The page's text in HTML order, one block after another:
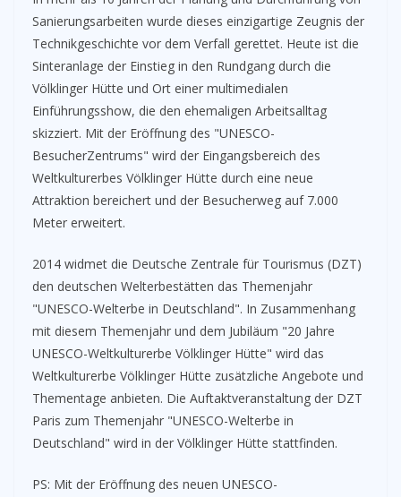
Sanierungsarbeiten wurde dieses einzigartige Zeugnis der
Technikgeschichte vor dem Verfall gerettet. Heute ist die
Sinteranlage der Einstieg in den Rundgang durch die
Völklinger Hütte und Ort einer multimedialen
Einführungsshow, die den ehemaligen Arbeitsalltag
skizziert. Mit der Eröffnung des "UNESCO-
BesucherZentrums" wird der Eingangsbereich des
Weltkulturerbes Völklinger Hütte durch eine neue
Attraktion bereichert und der Besucherweg auf 7.000
Meter erweitert.
2014 widmet die Deutsche Zentrale für Tourismus (DZT)
den deutschen Welterbestätten das Themenjahr
"UNESCO-Welterbe in Deutschland". In Zusammenhang
mit diesem Themenjahr und dem Jubiläum "20 Jahre
UNESCO-Weltkulturerbe Völklinger Hütte" wird das
Weltkulturerbe Völklinger Hütte zusätzliche Angebote und
Thementage anbieten. Die Auftaktveranstaltung der DZT
Paris zum Themenjahr "UNESCO-Welterbe in
Deutschland" wird in der Völklinger Hütte stattfinden.
PS: Mit der Eröffnung des neuen UNESCO-